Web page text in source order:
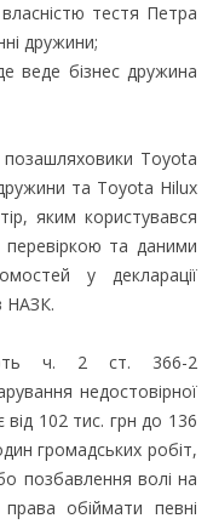
тестя Петра
дружини;
веде бізнес дружина
позашляховики Toyota
та Toyota Hilux
яким користувався
перевіркою та даними
у декларації
НАЗК.
ч. 2 ст. 366-2
недостовірної
від 102 тис. грн до 136
громадських робіт,
позбавлення волі на
обіймати певні